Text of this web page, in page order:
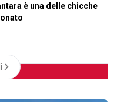
è una delle chicche